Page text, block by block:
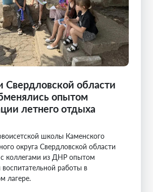
Свердловской области
опытом
летнего отдыха
школы Каменского
округа Свердловской области
коллегами из ДНР опытом
воспитательной работы в
лагере.